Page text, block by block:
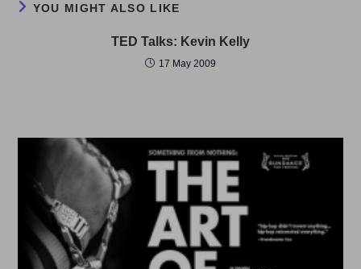
YOU MIGHT ALSO LIKE
TED Talks: Kevin Kelly
17 May 2009